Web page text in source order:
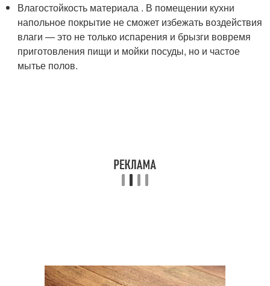
Влагостойкость материала . В помещении кухни
напольное покрытие не сможет избежать воздействия
влаги — это не только испарения и брызги вовремя
приготовления пищи и мойки посуды, но и частое
мытье полов.